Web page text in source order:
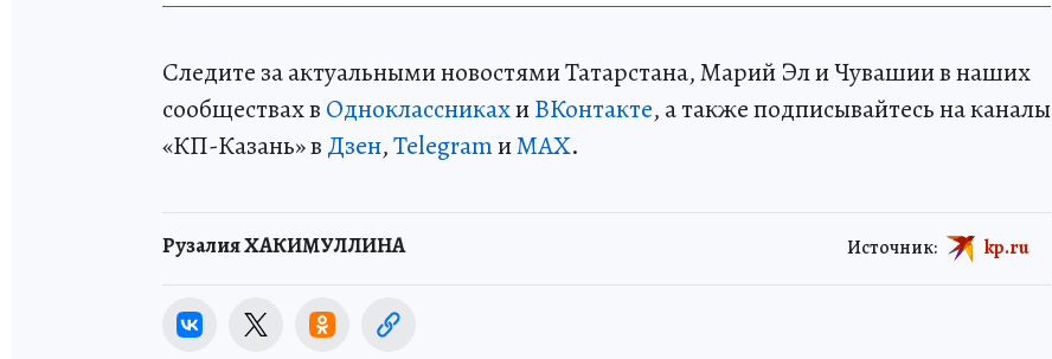
Следите за актуальными новостями Татарстана, Марий Эл и Чувашии в наших
сообществах в ОдноклассникахиВКонтакте, а также подписывайтесь на каналы
«КП-Казань» в Дзен,TelegramиMAX.
Рузалия ХАКИМУЛЛИНА Источник: kp.ru